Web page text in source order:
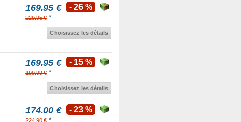
169.95 €
229.95 € *
- 26 %
Choisissez les détails
169.95 €
199.99 € *
- 15 %
Choisissez les détails
174.00 €
224.90 € *
- 23 %